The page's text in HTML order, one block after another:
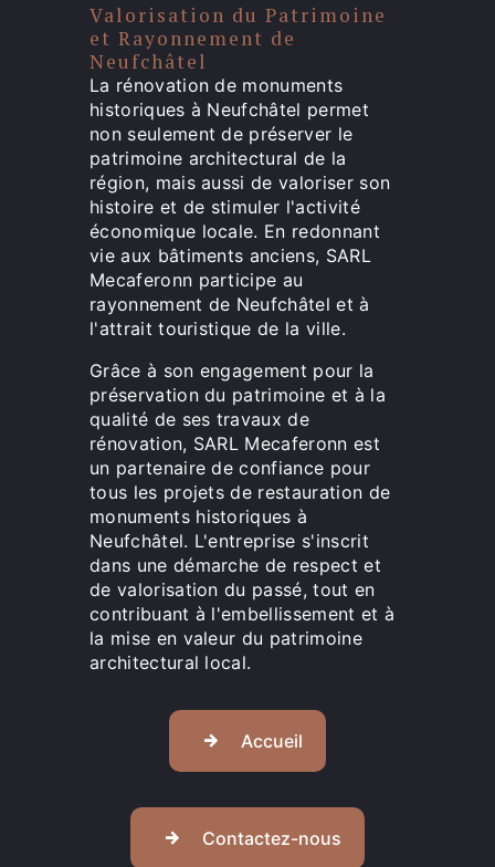
Valorisation du Patrimoine
et Rayonnement de
Neufchâtel
La rénovation de monuments
historiques à Neufchâtel permet
non seulement de préserver le
patrimoine architectural de la
région, mais aussi de valoriser son
histoire et de stimuler l'activité
économique locale. En redonnant
vie aux bâtiments anciens, SARL
Mecaferonn participe au
rayonnement de Neufchâtel et à
l'attrait touristique de la ville.
Grâce à son engagement pour la
préservation du patrimoine et à la
qualité de ses travaux de
rénovation, SARL Mecaferonn est
un partenaire de confiance pour
tous les projets de restauration de
monuments historiques à
Neufchâtel. L'entreprise s'inscrit
dans une démarche de respect et
de valorisation du passé, tout en
contribuant à l'embellissement et à
la mise en valeur du patrimoine
architectural local.
Accueil
Contactez-nous